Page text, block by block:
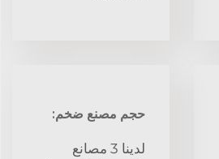
حجم مصنع ضخم:
لدينا 3 مصانع